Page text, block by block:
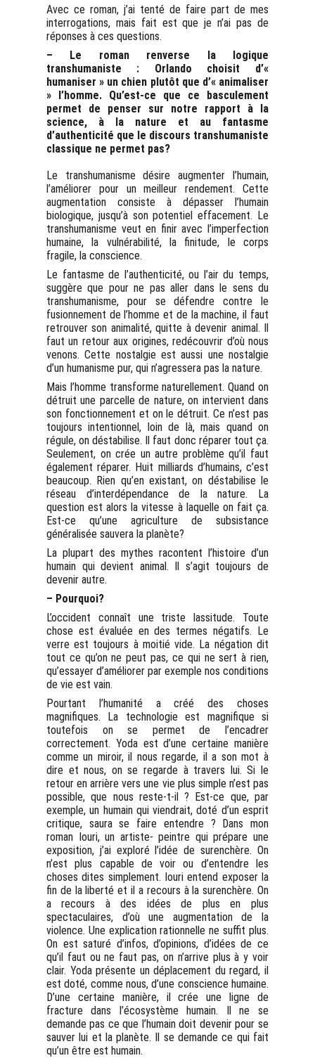
Avec ce roman, j’ai tenté de faire part de mes
interrogations, mais fait est que je n’ai pas de
réponses à ces questions.
– Le roman renverse la logique
transhumaniste : Orlando choisit d’«
humaniser » un chien plutôt que d’« animaliser
» l’homme. Qu’est-ce que ce basculement
permet de penser sur notre rapport à la
science, à la nature et au fantasme
d’authenticité que le discours transhumaniste
classique ne permet pas?
Le transhumanisme désire augmenter l’humain,
l’améliorer pour un meilleur rendement. Cette
augmentation consiste à dépasser l’humain
biologique, jusqu’à son potentiel effacement. Le
transhumanisme veut en finir avec l’imperfection
humaine, la vulnérabilité, la finitude, le corps
fragile, la conscience.
Le fantasme de l’authenticité, ou l’air du temps,
suggère que pour ne pas aller dans le sens du
transhumanisme, pour se défendre contre le
fusionnement de l’homme et de la machine, il faut
retrouver son animalité, quitte à devenir animal. Il
faut un retour aux origines, redécouvrir d’où nous
venons. Cette nostalgie est aussi une nostalgie
d’un humanisme pur, qui n’agressera pas la nature.
Mais l’homme transforme naturellement. Quand on
détruit une parcelle de nature, on intervient dans
son fonctionnement et on le détruit. Ce n’est pas
toujours intentionnel, loin de là, mais quand on
régule, on déstabilise. Il faut donc réparer tout ça.
Seulement, on crée un autre problème qu’il faut
également réparer. Huit milliards d’humains, c’est
beaucoup. Rien qu’en existant, on déstabilise le
réseau d’interdépendance de la nature. La
question est alors la vitesse à laquelle on fait ça.
Est-ce qu’une agriculture de subsistance
généralisée sauvera la planète?
La plupart des mythes racontent l’histoire d’un
humain qui devient animal. Il s’agit toujours de
devenir autre.
– Pourquoi?
L’occident connaît une triste lassitude. Toute
chose est évaluée en des termes négatifs. Le
verre est toujours à moitié vide. La négation dit
tout ce qu’on ne peut pas, ce qui ne sert à rien,
qu’essayer d’améliorer par exemple nos conditions
de vie est vain.
Pourtant l’humanité a créé des choses
magnifiques. La technologie est magnifique si
toutefois on se permet de l’encadrer
correctement. Yoda est d’une certaine manière
comme un miroir, il nous regarde, il a son mot à
dire et nous, on se regarde à travers lui. Si le
retour en arrière vers une vie plus simple n’est pas
possible, que nous reste-t-il ? Est-ce que, par
exemple, un humain qui viendrait, doté d’un esprit
critique, saura se faire entendre ? Dans mon
roman Iouri, un artiste- peintre qui prépare une
exposition, j’ai exploré l’idée de surenchère. On
n’est plus capable de voir ou d’entendre les
choses dites simplement. Iouri entend exposer la
fin de la liberté et il a recours à la surenchère. On
a recours à des idées de plus en plus
spectaculaires, d’où une augmentation de la
violence. Une explication rationnelle ne suffit plus.
On est saturé d’infos, d’opinions, d’idées de ce
qu’il faut ou ne faut pas, on n’arrive plus à y voir
clair. Yoda présente un déplacement du regard, il
est doté, comme nous, d’une conscience humaine.
D’une certaine manière, il crée une ligne de
fracture dans l’écosystème humain. Il ne se
demande pas ce que l’humain doit devenir pour se
sauver lui et la planète. Il se demande ce qui fait
qu’un être est humain.